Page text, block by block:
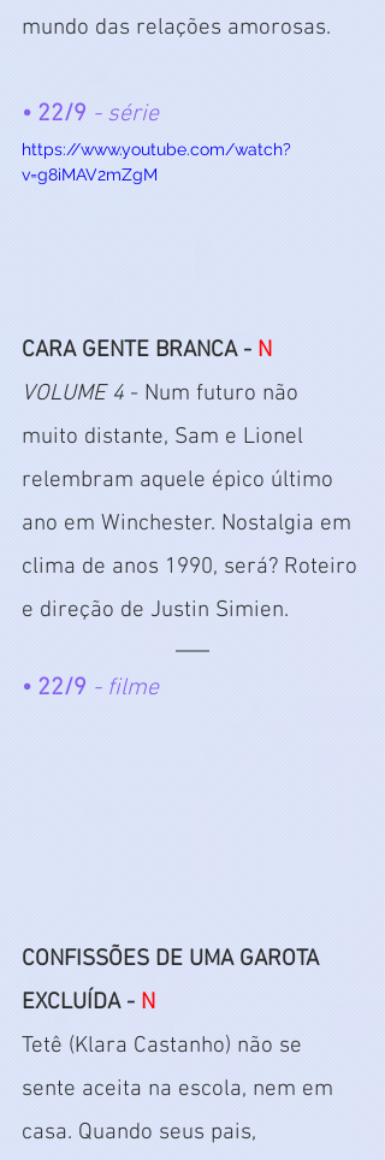
mundo das relações amorosas.
• 22/9 - série
https://www.youtube.com/watch?
v=g8iMAV2mZgM
CARA GENTE BRANCA - N
VOLUME 4 - Num futuro não
muito distante, Sam e Lionel
relembram aquele épico último
ano em Winchester. Nostalgia em
clima de anos 1990, será? Roteiro
e direção de Justin Simien.
• 22/9 - filme
CONFISSÕES DE UMA GAROTA
EXCLUÍDA - N
Tetê (Klara Castanho) não se
sente aceita na escola, nem em
casa. Quando seus pais,